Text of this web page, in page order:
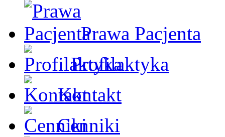
Prawa Pacjenta
Profilaktyka
Kontakt
Cenniki